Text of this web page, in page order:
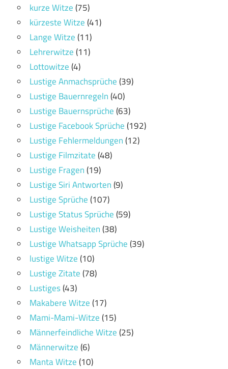
kurze Witze(75)
kürzeste Witze(41)
Lange Witze(11)
Lehrerwitze(11)
Lottowitze(4)
Lustige Anmachsprüche(39)
Lustige Bauernregeln(40)
Lustige Bauernsprüche(63)
Lustige Facebook Sprüche(192)
Lustige Fehlermeldungen(12)
Lustige Filmzitate(48)
Lustige Fragen(19)
Lustige Siri Antworten(9)
Lustige Sprüche(107)
Lustige Status Sprüche(59)
Lustige Weisheiten(38)
Lustige Whatsapp Sprüche(39)
lustige Witze(10)
Lustige Zitate(78)
Lustiges(43)
Makabere Witze(17)
Mami-Mami-Witze(15)
Männerfeindliche Witze(25)
Männerwitze(6)
Manta Witze(10)